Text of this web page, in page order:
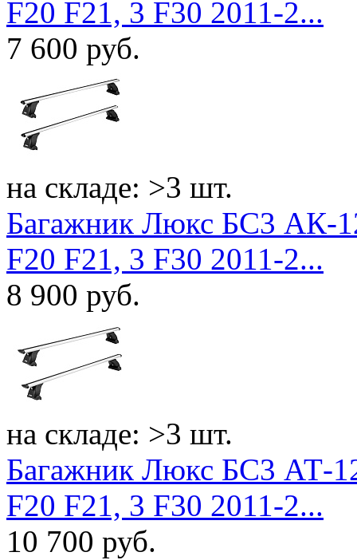
F20 F21, 3 F30 2011-2...
7 600 руб.
на складе: >3 шт.
Багажник Люкс БС3 АК-
F20 F21, 3 F30 2011-2...
8 900 руб.
на складе: >3 шт.
Багажник Люкс БС3 АТ-
F20 F21, 3 F30 2011-2...
10 700 руб.